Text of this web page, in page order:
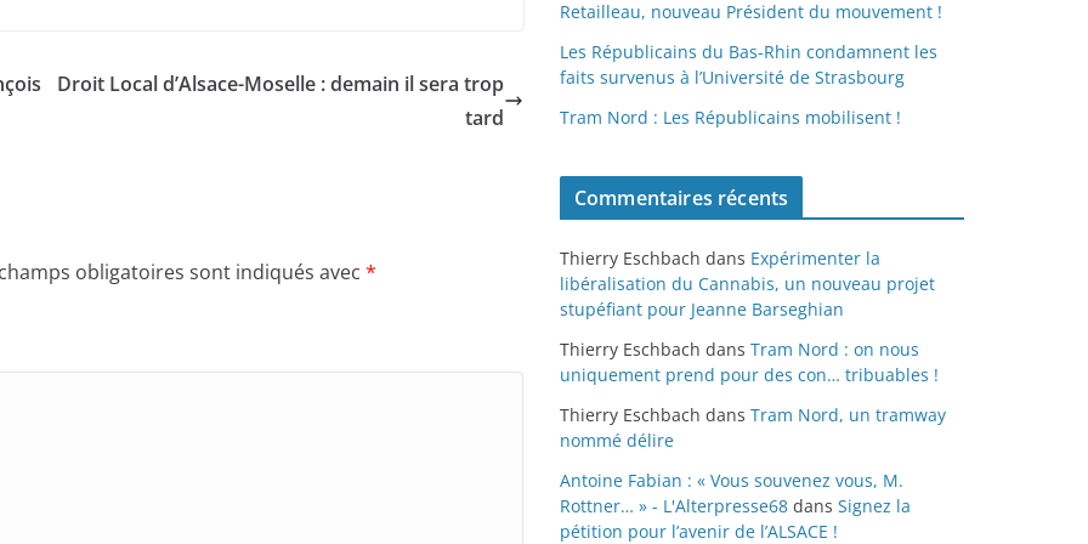
Droit Local d’Alsace-Moselle : demain il sera trop
tard
obligatoires sont indiqués avec *
Retailleau, nouveau Président du mouvement !
Les Républicains du Bas-Rhin condamnent les
faits survenus à l’Université de Strasbourg
Tram Nord : Les Républicains mobilisent !
Commentaires récents
Thierry Eschbach dans Expérimenter la
libéralisation du Cannabis, un nouveau projet
stupéfiant pour Jeanne Barseghian
Thierry Eschbach dans Tram Nord : on nous
uniquement prend pour des con… tribuables !
Thierry Eschbach dans Tram Nord, un tramway
nommé délire
Antoine Fabian : « Vous souvenez vous, M.
Rottner… » - L'Alterpresse68 dans Signez la
pétition pour l’avenir de l’ALSACE !